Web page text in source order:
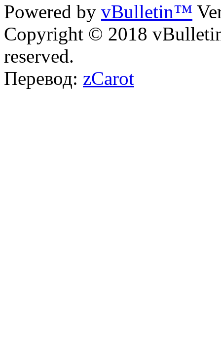
Powered by vBulletin™
Copyright © 2018
reserved.
Перевод: zCarot